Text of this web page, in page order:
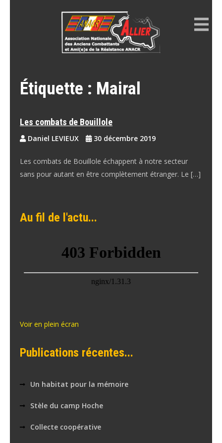
Étiquette : Mairal
Les combats de Bouillole
Daniel LEVIEUX 30 décembre 2019
Les combats de Bouillole échappent à notre secteur
sans pour autant en être complètement étranger. Le […]
Au fil de l'actu...
Voir en plein écran
Publications récentes...
Un habitat pour la mémoire
Stèle du camp Hoche
Collecte coopérative